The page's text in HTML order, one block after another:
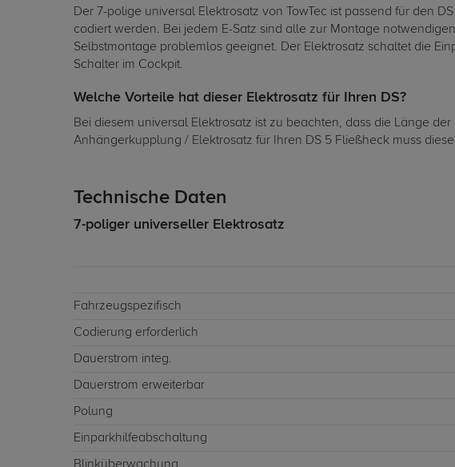
Der 7-polige universal Elektrosatz von TowTec ist passend für den
codiert werden. Bei jedem E-Satz sind alle zur Montage
Selbstmontage problemlos geeignet. Der Elektrosatz schaltet die
Schalter im Cockpit.
Welche Vorteile hat dieser Elektrosatz für Ihren DS?
Bei diesem universal Elektrosatz ist zu beachten, dass die Länge
Anhängerkupplung / Elektrosatz für Ihren DS 5 Fließheck muss
Technische Daten
7-poliger universeller Elektrosatz
Fahrzeugspezifisch
Codierung erforderlich
Dauerstrom integ.
Dauerstrom erweiterbar
Polung
Einparkhilfeabschaltung